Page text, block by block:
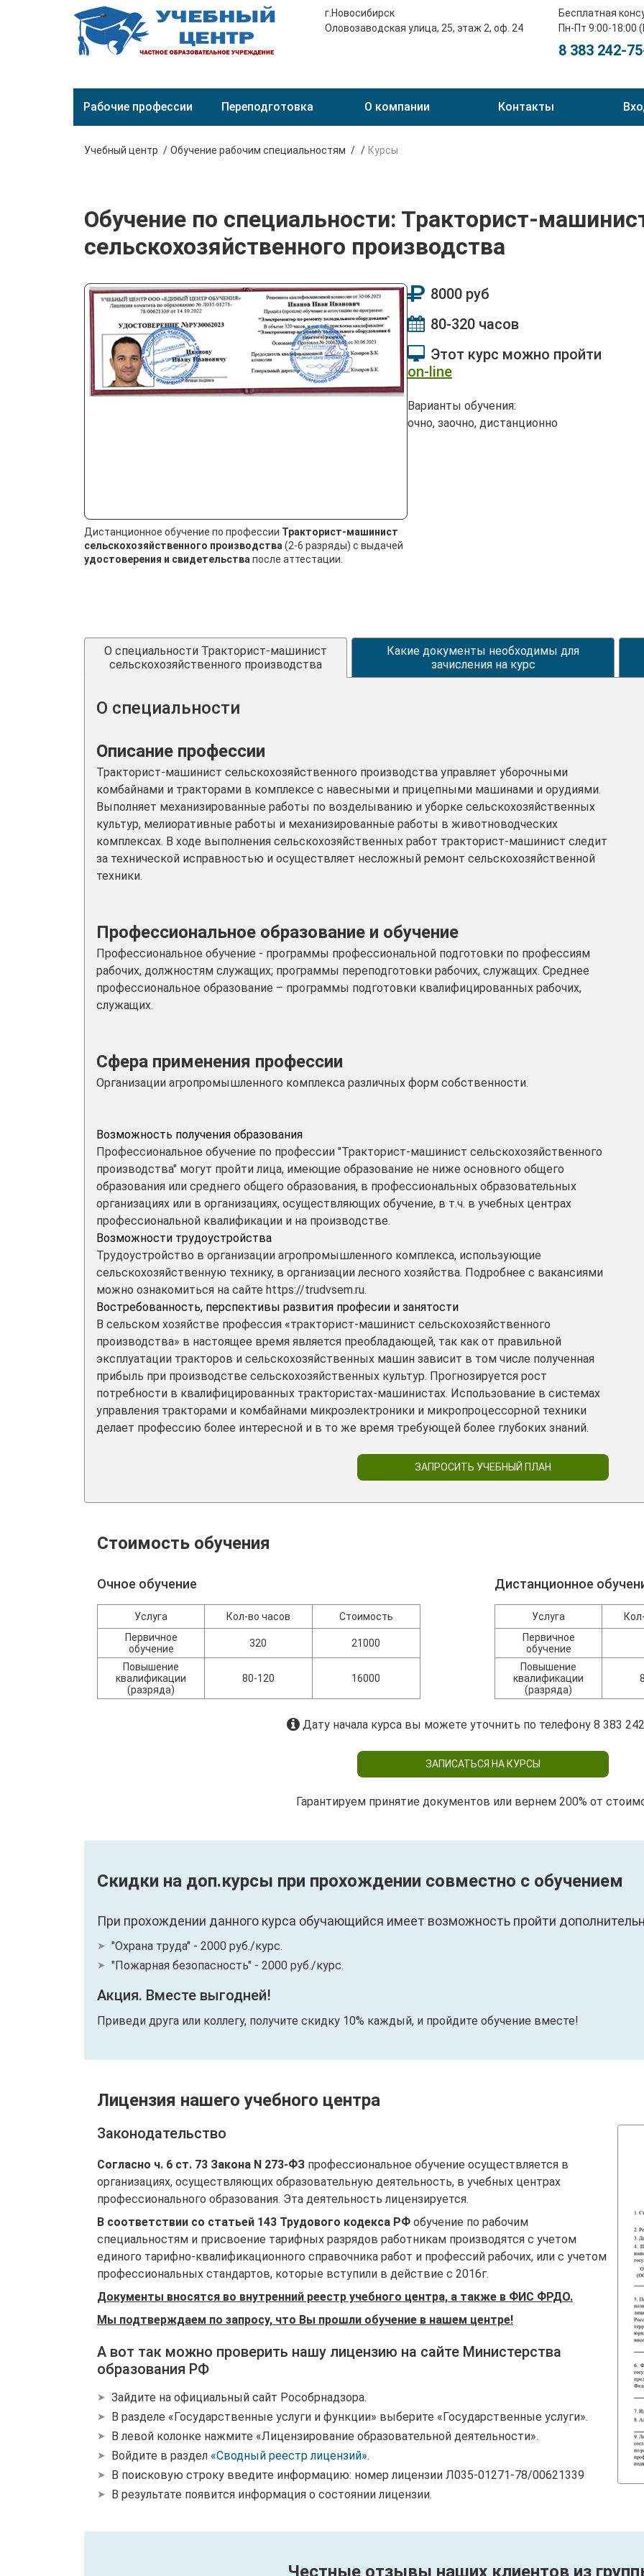
г.Новосибирск
Оловозаводская улица, 25, этаж 2, оф. 24
Бесплатная
Пн-Пт 9:00-18:00
8 383 242-
Рабочие профессии Переподготовка О компании Контакты
Учебный центр Обучение рабочим специальностям Курсы
Обучение по специальности: Тракторист-
сельскохозяйственного производства
Дистанционное обучение по профессии Тракторист-машинист
сельскохозяйственного производства (2-6 разряды) с выдачей
удостоверения и свидетельства после аттестации.
8000 руб
80-320 часов
Этот курс можно пройти
on-line
Варианты обучения:
очно, заочно, дистанционно
О специальности Тракторист-машинист
сельскохозяйственного производства
Какие документы необходимы для
зачисления на курс
О специальности
Описание профессии
Тракторист-машинист сельскохозяйственного производства управляет уборочными
комбайнами и тракторами в комплексе с навесными и прицепными машинами и орудиями.
Выполняет механизированные работы по возделыванию и уборке сельскохозяйственных
культур, мелиоративные работы и механизированные работы в животноводческих
комплексах. В ходе выполнения сельскохозяйственных работ тракторист-машинист следит
за технической исправностью и осуществляет несложный ремонт сельскохозяйственной
техники.
Профессиональное образование и обучение
Профессиональное обучение - программы профессиональной подготовки по профессиям
рабочих, должностям служащих; программы переподготовки рабочих, служащих. Среднее
профессиональное образование – программы подготовки квалифицированных рабочих,
служащих.
Сфера применения профессии
Организации агропромышленного комплекса различных форм собственности.
Возможность получения образования
Профессиональное обучение по профессии "Тракторист-машинист сельскохозяйственного
производства" могут пройти лица, имеющие образование не ниже основного общего
образования или среднего общего образования, в профессиональных образовательных
организациях или в организациях, осуществляющих обучение, в т.ч. в учебных центрах
профессиональной квалификации и на производстве.
Возможности трудоустройства
Трудоустройство в организации агропромышленного комплекса, использующие
сельскохозяйственную технику, в организации лесного хозяйства. Подробнее с вакансиями
можно ознакомиться на сайте https://trudvsem.ru.
Востребованность, перспективы развития професии и занятости
В сельском хозяйстве профессия «тракторист-машинист сельскохозяйственного
производства» в настоящее время является преобладающей, так как от правильной
эксплуатации тракторов и сельскохозяйственных машин зависит в том числе полученная
прибыль при производстве сельскохозяйственных культур. Прогнозируется рост
потребности в квалифицированных трактористах-машинистах. Использование в системах
управления тракторами и комбайнами микроэлектроники и микропроцессорной техники
делает профессию более интересной и в то же время требующей более глубоких знаний.
ЗАПРОСИТЬ УЧЕБНЫЙ ПЛАН
Стоимость обучения
Очное обучение
Услуга Кол-во часов
Стоимость
Первичное
обучение
320 21000
Повышение
квалификации
(разряда)
80-120 16000
Дистанционное
Услуга
Первичное
обучение
Повышение
квалификации
(разряда)
Дату начала курса вы можете уточнить по телефону 8 383
ЗАПИСАТЬСЯ НА КУРСЫ
Гарантируем принятие документов или вернем 200% от
Скидки на доп.курсы при прохождении совместно с обучением
При прохождении данного курса обучающийся имеет возможность пройти
"Охрана труда" - 2000 руб./курс.
"Пожарная безопасность" - 2000 руб./курс.
Акция. Вместе выгодней!
Приведи друга или коллегу, получите скидку 10% каждый, и пройдите обучение вместе!
Лицензия нашего учебного центра
Законодательство
Согласно ч. 6 ст. 73 Закона N 273-ФЗ профессиональное обучение осуществляется в
организациях, осуществляющих образовательную деятельность, в учебных центрах
профессионального образования. Эта деятельность лицензируется.
В соответствии со статьей 143 Трудового кодекса РФ обучение по рабочим
специальностям и присвоение тарифных разрядов работникам производятся с учетом
единого тарифно-квалификационного справочника работ и профессий рабочих, или с учетом
профессиональных стандартов, которые вступили в действие с 2016г.
Документы вносятся во внутренний реестр учебного центра, а также в ФИС ФРДО.
Мы подтверждаем по запросу, что Вы прошли обучение в нашем центре!
А вот так можно проверить нашу лицензию на сайте Министерства
образования РФ
Зайдите на официальный сайт Рособрнадзора.
В разделе «Государственные услуги и функции» выберите «Государственные услуги».
В левой колонке нажмите «Лицензирование образовательной деятельности».
Войдите в раздел «Сводный реестр лицензий».
В поисковую строку введите информацию: номер лицензии Л035-01271-78/00621339
В результате появится информация о состоянии лицензии.
Честные отзывы наших клиентов из